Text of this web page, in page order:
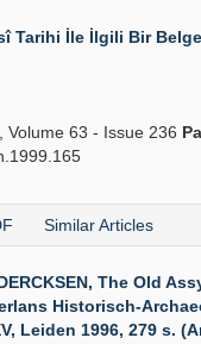
Tarihi İle İlgili Bir
Volume 63 - Issue 236
Similar Articles
The Old
Historisch-
Leiden 1996, 279 s.